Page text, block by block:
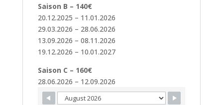
Saison B – 140€
20.12.2025 – 11.01.2026
29.03.2026 – 28.06.2026
13.09.2026 – 08.11.2026
19.12.2026 – 10.01.2027
Saison C – 160€
28.06.2026 – 12.09.2026
Skip Booking Form